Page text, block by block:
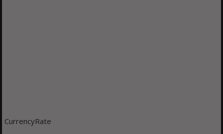
CurrencyRate